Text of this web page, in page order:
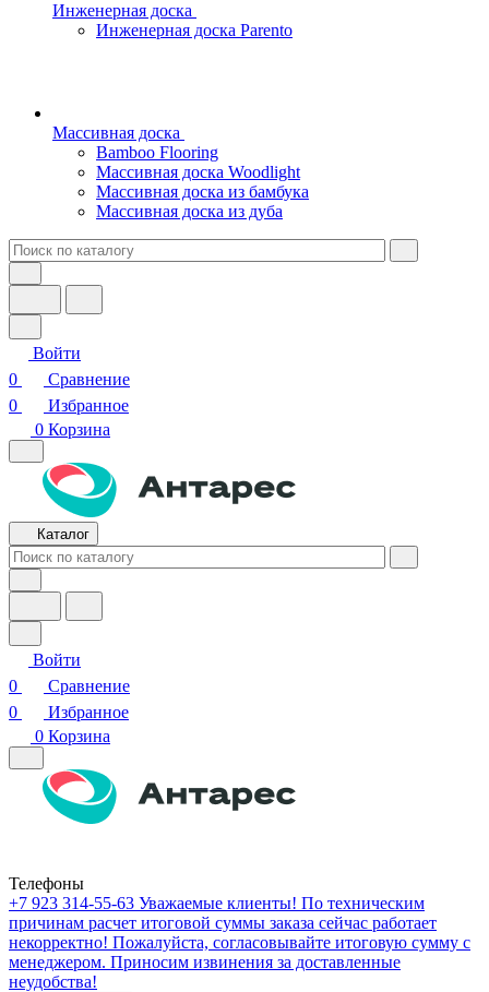
Инженерная доска
Инженерная доска Parento
Массивная доска
Bamboo Flooring
Массивная доска Woodlight
Массивная доска из бамбука
Массивная доска из дуба
Войти
0
Сравнение
0
Избранное
0 Корзина
Каталог
Войти
0
Сравнение
0
Избранное
0 Корзина
Телефоны
+7 923 314-55-63 Уважаемые клиенты! По техническим
причинам расчет итоговой суммы заказа сейчас работает
некорректно! Пожалуйста, согласовывайте итоговую сумму с
менеджером. Приносим извинения за доставленные
неудобства!